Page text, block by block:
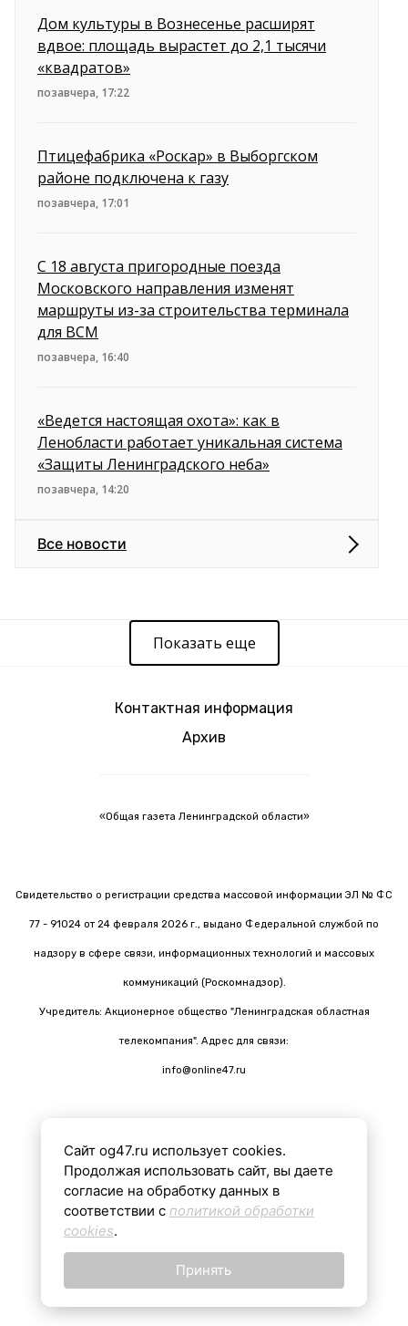
Дом культуры в Вознесенье расширят
вдвое: площадь вырастет до 2,1 тысячи
«квадратов»
позавчера, 17:22
Птицефабрика «Роскар» в Выборгском
районе подключена к газу
позавчера, 17:01
С 18 августа пригородные поезда
Московского направления изменят
маршруты из-за строительства терминала
для ВСМ
позавчера, 16:40
«Ведется настоящая охота»: как в
Ленобласти работает уникальная система
«Защиты Ленинградского неба»
позавчера, 14:20
Все новости
Показать еще
Контактная информация
Архив
«Общая газета Ленинградской области»
Свидетельство о регистрации средства массовой информации ЭЛ № ФС
77 - 91024 от 24 февраля 2026 г., выдано Федеральной службой по
надзору в сфере связи, информационных технологий и массовых
коммуникаций (Роскомнадзор).
Учредитель: Акционерное общество "Ленинградская областная
телекомпания". Адрес для связи:
info@online47.ru
Все материалы на сайте подготовлены с помощью ИИ
16+
Сайт og47.ru использует cookies.
Продолжая использовать сайт, вы даете
согласие на обработку данных в
соответствии с политикой обработки
cookies.
Принять